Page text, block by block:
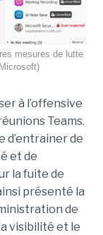
mesures de lutte
à l’offensive
Teams.
d’entrainer de
et de
la fuite de
présenté la
de
visibilité et le